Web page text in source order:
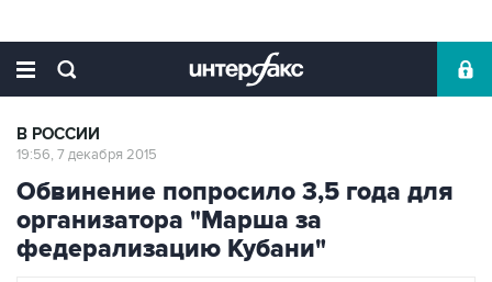
В РОССИИ
19:56, 7 декабря 2015
Обвинение попросило 3,5 года для
организатора "Марша за
федерализацию Кубани"